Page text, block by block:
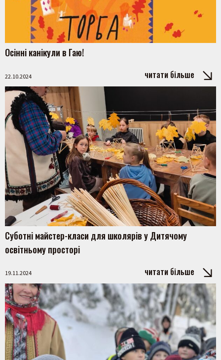
Пошук на сайті
Шукати
Осінні канікули в Гаю!
22.10.2024 читати більше
Суботні майстер-класи для школярів у Дитячому
освітньому просторі
19.11.2024 читати більше